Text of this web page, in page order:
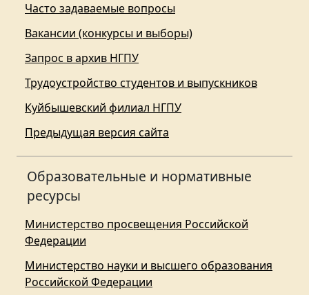
Часто задаваемые вопросы
Вакансии (конкурсы и выборы)
Запрос в архив НГПУ
Трудоустройство студентов и выпускников
Куйбышевский филиал НГПУ
Предыдущая версия сайта
Образовательные и нормативные
ресурсы
Министерство просвещения Российской
Федерации
Министерство науки и высшего образования
Российской Федерации